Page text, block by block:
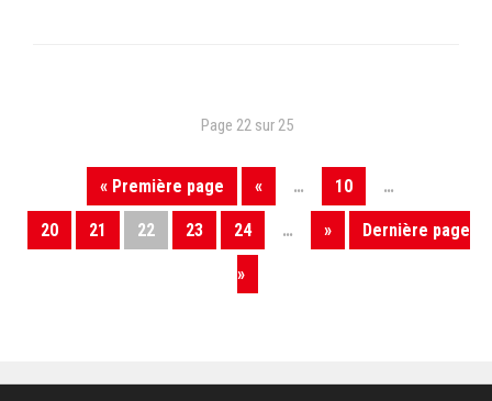
Page 22 sur 25
« Première page « … 10 …
20 21 22 23 24 … » Dernière page
»